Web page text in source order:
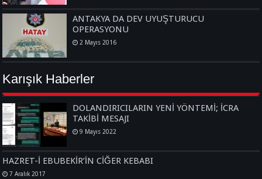
ANTAKYA DA DEV UYUŞTURUCU
OPERASYONU
2 Mayıs 2016
Karışık Haberler
DOLANDIRICILARIN YENİ YÖNTEMİ; İCRA
TAKİBİ MESAJI
9 Mayıs 2022
HAZRET-İ EBUBEKİR’İN CİĞER KEBABI
7 Aralık 2017